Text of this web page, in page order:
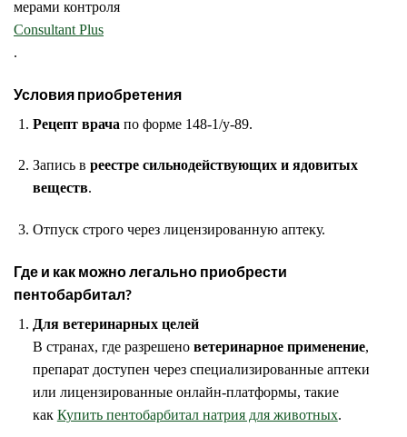
мерами контроля
Consultant Plus
.
Условия приобретения
Рецепт врача по форме 148-1/у-89.
Запись в реестре сильнодействующих и ядовитых
веществ.
Отпуск строго через лицензированную аптеку.
Где и как можно легально приобрести
пентобарбитал?
Для ветеринарных целей
В странах, где разрешено ветеринарное применение,
препарат доступен через специализированные аптеки
или лицензированные онлайн-платформы, такие
как Купить пентобарбитал натрия для животных.